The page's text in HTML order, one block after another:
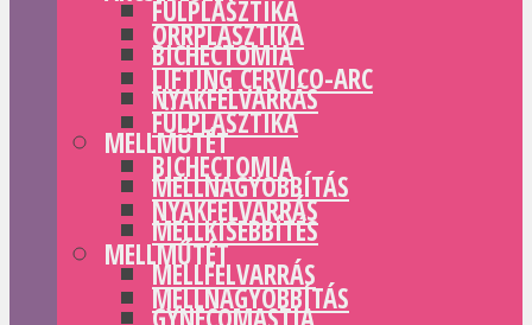
FÜLPLASZTIKA
BICHECTOMIA
NYAKFELVARRÁS
MELLMŰTÉT
MELLNAGYOBBÍTÁS
MELLKISEBBÍTÉS
MELLFELVARRÁS
ORRPLASZTIKA
LIFTING CERVICO-ARC
FÜLPLASZTIKA
BICHECTOMIA
NYAKFELVARRÁS
MELLMŰTÉT
MELLNAGYOBBÍTÁS